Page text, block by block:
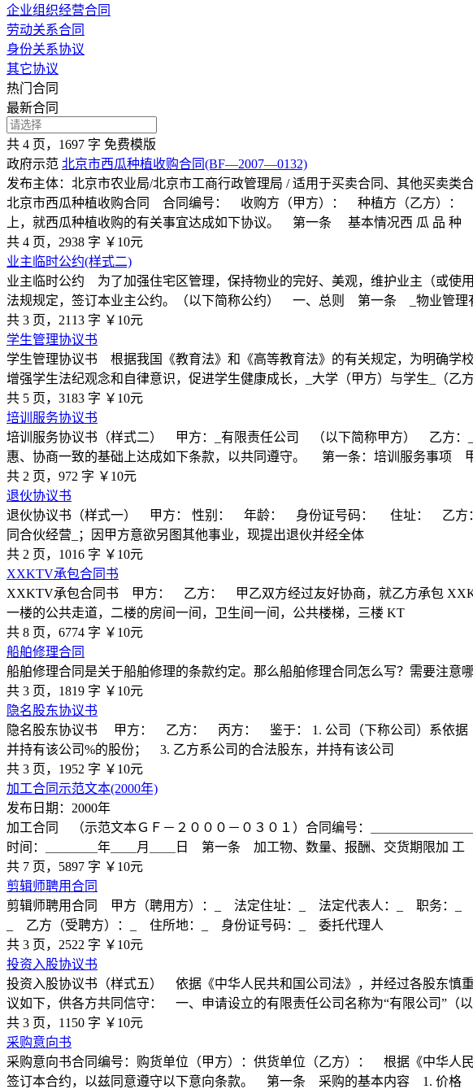
企业组织经营合同
劳动关系合同
身份关系协议
其它协议
热门合同
最新合同
共 4 页，1697 字 免费模版
政府示范 北京市西瓜种植收购合同(BF—2007—0132)
发布主体：北京市农业局/北京市工商行政管理局 / 适用于买卖合同、其他买卖类
北京市西瓜种植收购合同 合同编号： 收购方（甲方）： 种植方（乙方）：
上，就西瓜种植收购的有关事宜达成如下协议。 第一条 基本情况西 瓜 品 种
共 4 页，2938 字 ￥10元
业主临时公约(样式二)
业主临时公约 为了加强住宅区管理，保持物业的完好、美观，维护业主（或使
法规规定，签订本业主公约。（以下简称公约） 一、总则 第一条 _物业管理
共 3 页，2113 字 ￥10元
学生管理协议书
学生管理协议书 根据我国《教育法》和《高等教育法》的有关规定，为明确学
增强学生法纪观念和自律意识，促进学生健康成长，_大学（甲方）与学生_（乙方
共 5 页，3183 字 ￥10元
培训服务协议书
培训服务协议书（样式二） 甲方：_有限责任公司 （以下简称甲方） 乙方：
惠、协商一致的基础上达成如下条款，以共同遵守。 第一条：培训服务事项
共 2 页，972 字 ￥10元
退伙协议书
退伙协议书（样式一） 甲方： 性别： 年龄： 身份证号码： 住址： 乙方
同合伙经营_；因甲方意欲另图其他事业，现提出退伙并经全体
共 2 页，1016 字 ￥10元
XXKTV承包合同书
XXKTV承包合同书 甲方： 乙方： 甲乙双方经过友好协商，就乙方承包
一楼的公共走道，二楼的房间一间，卫生间一间，公共楼梯，三楼 KT
共 8 页，6774 字 ￥10元
船舶修理合同
船舶修理合同是关于船舶修理的条款约定。那么船舶修理合同怎么写？需要注意
共 3 页，1819 字 ￥10元
隐名股东协议书
隐名股东协议书 甲方： 乙方： 丙方： 鉴于： 1. 公司（下称公司）系依据
并持有该公司%的股份； 3. 乙方系公司的合法股东，并持有该公司
共 3 页，1952 字 ￥10元
加工合同示范文本(2000年)
发布日期：2000年
加工合同 （示范文本ＧＦ－２０００－０３０１）合同编号：＿＿＿＿＿＿
时间：＿＿＿＿年＿＿月＿＿日 第一条 加工物、数量、报酬、交货期限加 工
共 7 页，5897 字 ￥10元
剪辑师聘用合同
剪辑师聘用合同 甲方（聘用方）：_ 法定住址：_ 法定代表人：_ 职务
_ 乙方（受聘方）：_ 住所地：_ 身份证号码：_ 委托代理人
共 3 页，2522 字 ￥10元
投资入股协议书
投资入股协议书（样式五） 依据《中华人民共和国公司法》，并经过各股东慎
议如下，供各方共同信守： 一、申请设立的有限责任公司名称为“有限公司”（以
共 3 页，1150 字 ￥10元
采购意向书
采购意向书合同编号：购货单位（甲方）：供货单位（乙方）： 根据《中华人
签订本合约，以兹同意遵守以下意向条款。 第一条 采购的基本内容 1. 价格